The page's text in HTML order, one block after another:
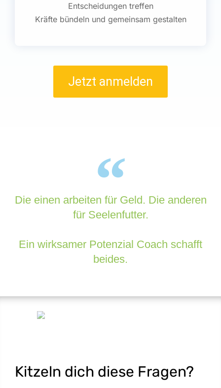
Entscheidungen treffen
Kräfte bündeln und gemeinsam gestalten
Jetzt anmelden
Die einen arbeiten für Geld. Die anderen
für Seelenfutter.
Ein wirksamer Potenzial Coach schafft
beides.
Kitzeln dich diese Fragen?